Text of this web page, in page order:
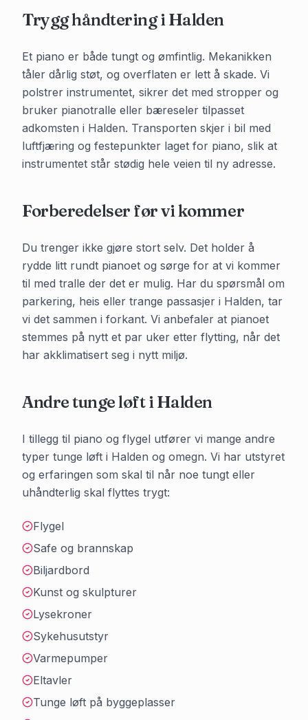
Trygg håndtering iHalden
Et piano er både tungt og ømfintlig. Mekanikken
tåler dårlig støt, og overflaten er lett å skade. Vi
polstrer instrumentet, sikrer det med stropper og
bruker pianotralle eller bæreseler tilpasset
adkomsten i Halden. Transporten skjer i bil med
luftfjæring og festepunkter laget for piano, slik at
instrumentet står stødig hele veien til ny adresse.
Forberedelser før vi kommer
Du trenger ikke gjøre stort selv. Det holder å
rydde litt rundt pianoet og sørge for at vi kommer
til med tralle der det er mulig. Har du spørsmål om
parkering, heis eller trange passasjer i Halden, tar
vi det sammen i forkant. Vi anbefaler at pianoet
stemmes på nytt et par uker etter flytting, når det
har akklimatisert seg i nytt miljø.
Andre tunge løft iHalden
I tillegg til piano og flygel utfører vi mange andre
typer tunge løft i Halden og omegn. Vi har utstyret
og erfaringen som skal til når noe tungt eller
uhåndterlig skal flyttes trygt:
Flygel
Safe og brannskap
Biljardbord
Kunst og skulpturer
Lysekroner
Sykehusutstyr
Varmepumper
Eltavler
Tunge løft på byggeplasser